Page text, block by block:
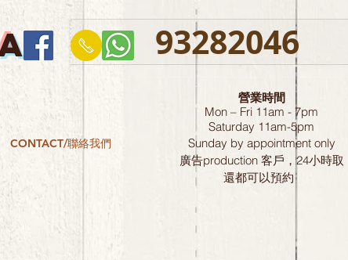
93282046
CONTACT/聯絡我們
營業時間
Mon – Fri 11am - 7pm
Saturday 11am-5pm
Sunday by appointment only
廣告production 客戶，24小時取
還都可以預約